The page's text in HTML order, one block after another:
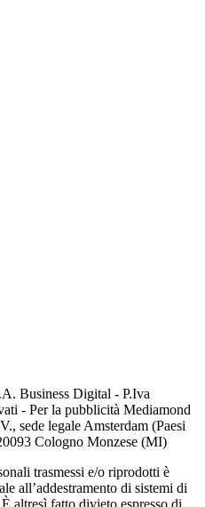
Business Digital - P.Iva
- Per la pubblicità Mediamond
sede legale Amsterdam (Paesi
Cologno Monzese (MI)
trasmessi e/o riprodotti è
all’addestramento di sistemi di
altresì fatto divieto espresso di